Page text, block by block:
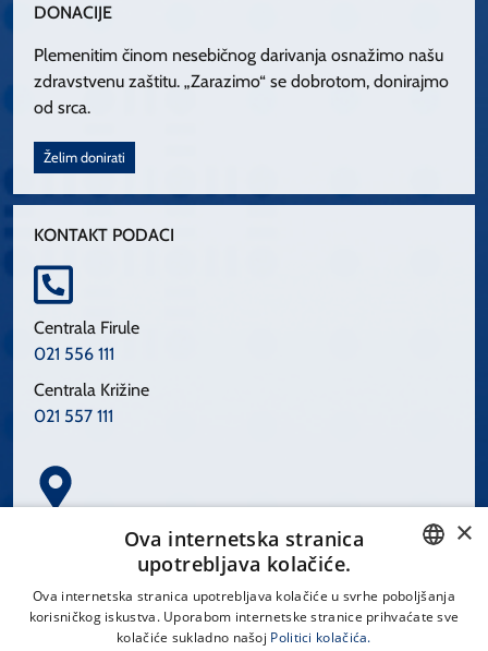
DONACIJE
Plemenitim činom nesebičnog darivanja osnažimo našu
zdravstvenu zaštitu. „Zarazimo“ se dobrotom, donirajmo
od srca.
Želim donirati
KONTAKT PODACI
Centrala Firule
021 556 111
Centrala Križine
021 557 111
Spinčićeva 1, 21000 Split
CROATIAN
×
Ova internetska stranica
upotrebljava kolačiće.
Ova internetska stranica upotrebljava kolačiće u svrhe poboljšanja
korisničkog iskustva. Uporabom internetske stranice prihvaćate sve
kolačiće sukladno našoj Politici kolačića.